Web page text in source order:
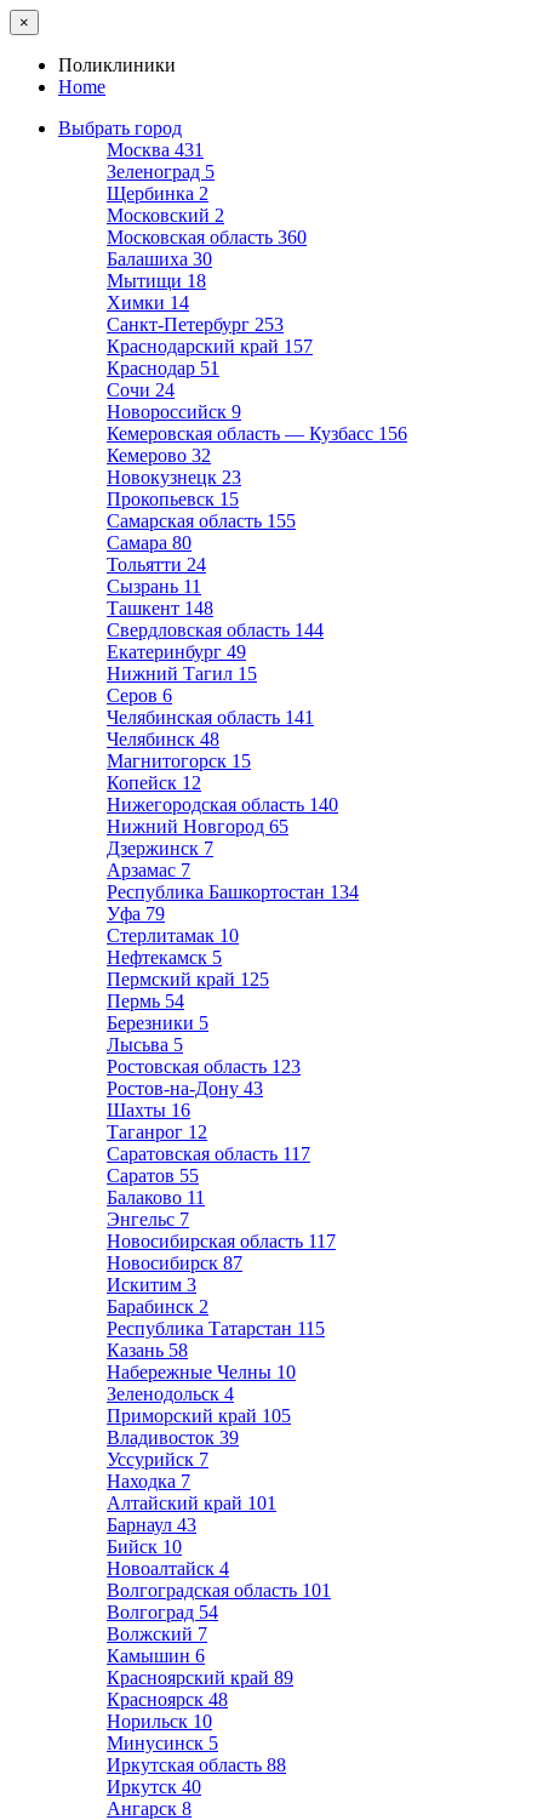
×
Поликлиники
Home
Выбрать город
Москва 431
Зеленоград 5
Щербинка 2
Московский 2
Московская область 360
Балашиха 30
Мытищи 18
Химки 14
Санкт-Петербург 253
Краснодарский край 157
Краснодар 51
Сочи 24
Новороссийск 9
Кемеровская область — Кузбасс 156
Кемерово 32
Новокузнецк 23
Прокопьевск 15
Самарская область 155
Самара 80
Тольятти 24
Сызрань 11
Ташкент 148
Свердловская область 144
Екатеринбург 49
Нижний Тагил 15
Серов 6
Челябинская область 141
Челябинск 48
Магнитогорск 15
Копейск 12
Нижегородская область 140
Нижний Новгород 65
Дзержинск 7
Арзамас 7
Республика Башкортостан 134
Уфа 79
Стерлитамак 10
Нефтекамск 5
Пермский край 125
Пермь 54
Березники 5
Лысьва 5
Ростовская область 123
Ростов-на-Дону 43
Шахты 16
Таганрог 12
Саратовская область 117
Саратов 55
Балаково 11
Энгельс 7
Новосибирская область 117
Новосибирск 87
Искитим 3
Барабинск 2
Республика Татарстан 115
Казань 58
Набережные Челны 10
Зеленодольск 4
Приморский край 105
Владивосток 39
Уссурийск 7
Находка 7
Алтайский край 101
Барнаул 43
Бийск 10
Новоалтайск 4
Волгоградская область 101
Волгоград 54
Волжский 7
Камышин 6
Красноярский край 89
Красноярск 48
Норильск 10
Минусинск 5
Иркутская область 88
Иркутск 40
Ангарск 8